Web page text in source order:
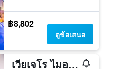
฿8,802
ดูข้อเสนอ
เวียเจโร ไมอามี